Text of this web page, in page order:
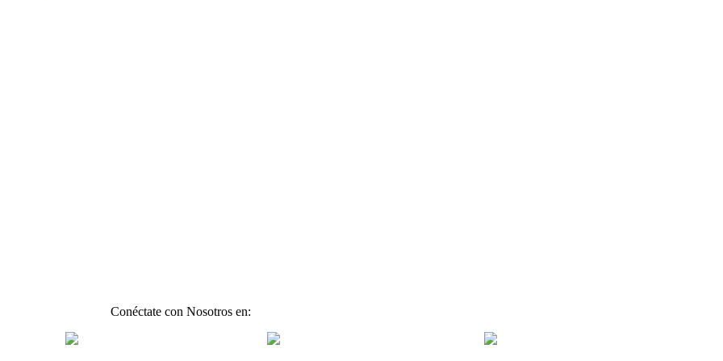
Conéctate con Nosotros en: